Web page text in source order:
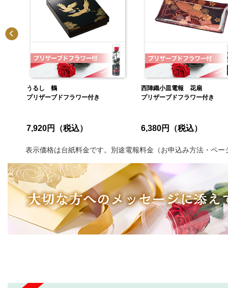
うるし 鶴
プリザーブドフラワー付き
7,920円（税込）
西陣織小皿電報 花扇
プリザーブドフラワー付き
6,380円（税込）
表示価格は台紙料金です。別途電報料金（お申込み方法・ペ